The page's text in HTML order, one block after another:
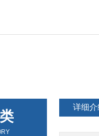
详细介